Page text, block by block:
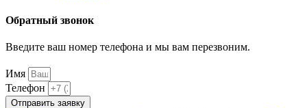
Обратный звонок
Введите ваш номер телефона и мы вам перезвоним.
Имя
Телефон
Отправить заявку